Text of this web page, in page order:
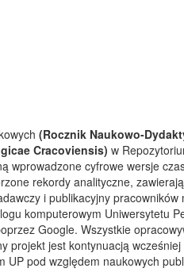
(Rocznik Naukowo-
Cracoviensis) w
wprowadzone cyfrowe wersje
rekordy analityczne,
i publikacyjny
komputerowym Uniwersytetu
Google. Wszystkie
jest kontynuacją
pod względem naukowych